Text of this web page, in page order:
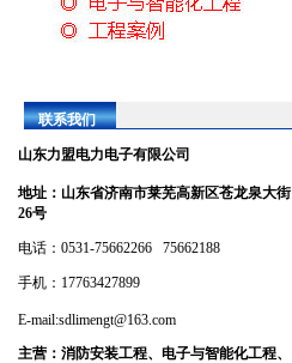
联系我们
山东力盟电力电子有限公司
地址： 山东省济南市莱芜高新区苍龙泉大街
26号
电话：0531-75662266 75662188
手机：17763427899
E-mail:sdlimengt@163.com
主营： 消防安装工程、电子与智能化工程、